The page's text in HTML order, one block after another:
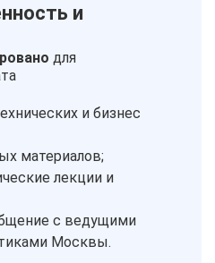
и
для
и бизнес
материалов;
лекции и
с ведущими
Москвы.